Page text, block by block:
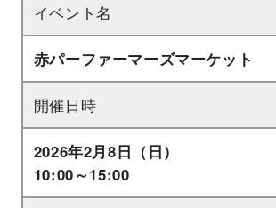
イベント名
赤パーファーマーズマーケット
開催日時
2026年2月8日（日）
10:00～15:00